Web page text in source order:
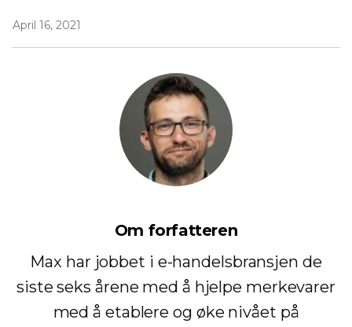
April 16, 2021
Om forfatteren
Max har jobbet i e-handelsbransjen de
siste seks årene med å hjelpe merkevarer
med å etablere og øke nivået på